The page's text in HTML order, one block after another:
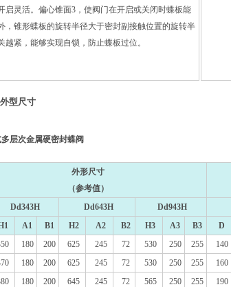
启灵活。偏心锥面3，使阀门在开启或关闭时蝶板能
，锥形蝶板的旋转半径大于密封副接触位置的旋转半
紧，能够实现自锁，防止蝶板过位。
型尺寸
层次金属硬密封蝶阀
外形尺寸
（参考值）
Dd343H Dd643H Dd943H
A1 B1 H2 A2 B2 H3 A3 B3 D
180 200 625 245 72 530 250 255 140
180 200 625 245 72 530 250 255 160
180 200 645 245 72 565 250 255 190